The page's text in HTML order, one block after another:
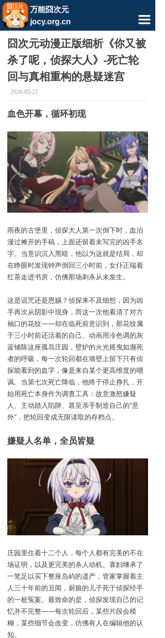
万能囧次元
jocy.org.cn
끀
相关软件
相关文章
囧次元动漫正版细析《你又被
杀了呢，侦探大人》-死亡轮
回与真相重构的悬疑迷宫
2026-05-22
血色开幕，循环初现
雨夜的古堡里，侦探大人第一次倒下时，血泊
漫过摊开的手稿，上面还留着未写完的凶手名
字。当意识沉入黑暗，他以为这就是结局，却
在睁眼时发现钟声倒回三小时前，女仆正端着
红茶走进书房，仿佛那场刺杀从未发生。
这是诅咒还是恩赐？侦探来不及细想，因为凶
手再次从阴影中现身，而这一次他看清了对方
袖口的花纹——却在临死前意识到，那花纹属
于三小时前还活着的自己。动画用冷色调的灰
蓝铺陈这座孤岛庄园，壁炉的火光摇曳如濒死
者的呼吸，每一次轮回都在墙壁上留下只有侦
探能看到的血字，像是来自某个更高维度的嘲
讽。当第七次死亡降临，他终于停止挣扎，开
始用死亡本身作为调查工具：故意激怒嫌疑
人、主动踏入陷阱、甚至亲手制造自己的“意
外”，把轮回变成无限读取的存档点。
嫌疑人名单，全员皆疑
庄园里住着十二个人，每个人都有完美的不在
场证明，以及更完美的杀人动机。寡妇继承了
一笔足以买下整座岛屿的遗产，管家掌握着主
人三十年前的丑闻，厨娘的儿子死于侦探经手
的一桩冤案。最致命的是，侦探发现自己的记
忆并不完整——每次轮回后，某些片段会模
糊，某些细节会改变，仿佛有人在编辑他的认
知。